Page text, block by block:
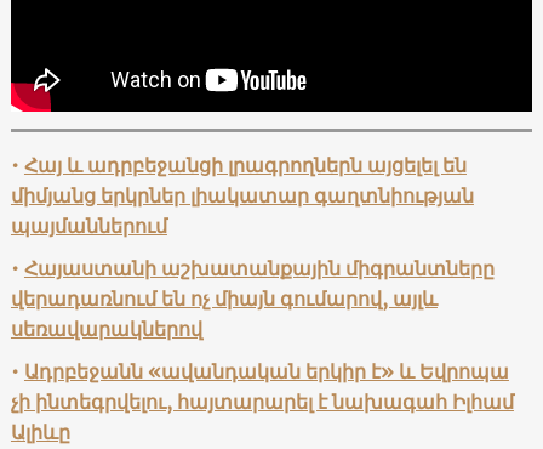
• Հայ և ադրբեջանցի լրագրողներն այցելել են
միմյանց երկրներ լիակատար գաղտնիության
պայմաններում
• Հայաստանի աշխատանքային միգրանտները
վերադառնում են ոչ միայն գումարով, այլև
սեռավարակներով
• Ադրբեջանն «ավանդական երկիր է» և Եվրոպա
չի ինտեգրվելու, հայտարարել է նախագահ Իլհամ
Ալիևը